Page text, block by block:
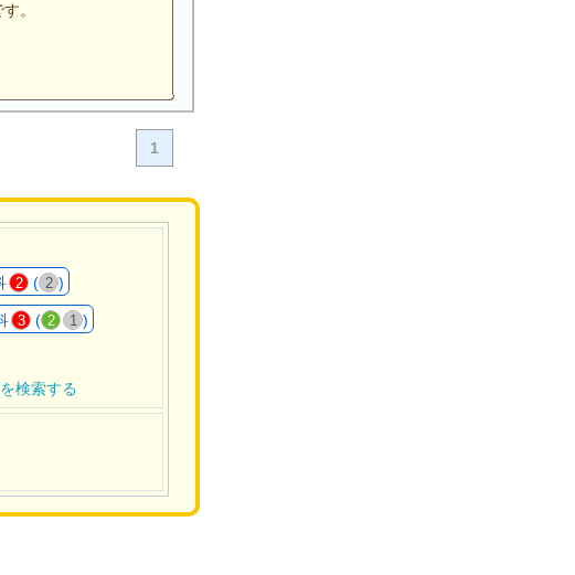
。
1
2 ( 2 )
3 ( 2 1 )
検索する